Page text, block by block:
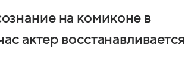
на комиконе в
актер восстанавливается